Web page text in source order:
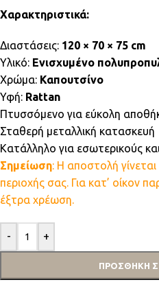
Χαρακτηριστικά:
Διαστάσεις: 120 × 70 × 75 cm
Υλικό: Ενισχυμένο
Χρώμα: Καπουτσίνο
Υφή: Rattan
Πτυσσόμενο για εύκολη
Σταθερή μεταλλική κατασκευή
Κατάλληλο για εσωτερικούς
Σημείωση: Η αποστολή
περιοχής σας. Για κατ’ οίκον
έξτρα χρέωση.
- +
ΠΡΟΣΘΉΚΗ